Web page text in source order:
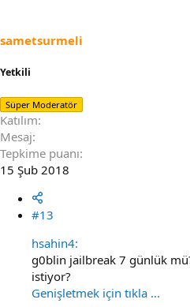
sametsurmeli
Yetkili
Süper Moderatör
Katılım
Mesaj
Tepkime puanı
15 Şub 2018
#13
hsahin4:
g0blin jailbreak 7 günlük
istiyor?
Genişletmek için tıkla ...